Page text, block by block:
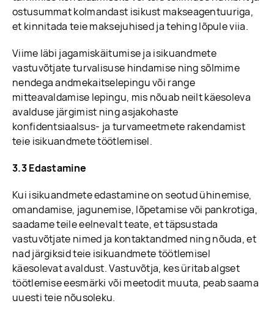
ostusummat kolmandast isikust makseagentuuriga,
et kinnitada teie maksejuhised ja tehing lõpule viia.
Viime läbi jagamiskäitumise ja isikuandmete
vastuvõtjate turvalisuse hindamise ning sõlmime
nendega andmekaitselepingu või range
mitteavaldamise lepingu, mis nõuab neilt käesoleva
avalduse järgimist ning asjakohaste
konfidentsiaalsus- ja turvameetmete rakendamist
teie isikuandmete töötlemisel.
3.3 Edastamine
Kui isikuandmete edastamine on seotud ühinemise,
omandamise, jagunemise, lõpetamise või pankrotiga,
saadame teile eelnevalt teate, et täpsustada
vastuvõtjate nimed ja kontaktandmed ning nõuda, et
nad järgiksid teie isikuandmete töötlemisel
käesolevat avaldust. Vastuvõtja, kes üritab algset
töötlemise eesmärki või meetodit muuta, peab saama
uuesti teie nõusoleku.